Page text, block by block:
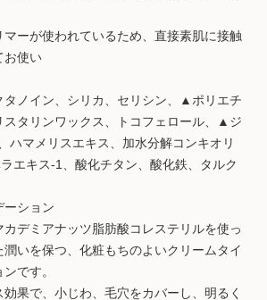
ーが使われているため、直接素肌に接触
お使い
タノイン、シリカ、セリシン、▲ポリエチ
スタリンワックス、トコフェロール、▲ジ
ハマメリスエキス、加水分解コンキオリ
エキス-1、酸化チタン、酸化鉄、タルク
ション
デミアナッツ脂肪酸コレステリルを使っ
いを保つ、化粧もちのよいクリームタイ
です。
果で、小じわ、毛穴をカバーし、明るく